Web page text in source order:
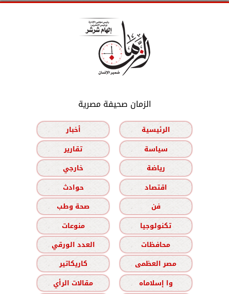
الزمان صحيفة مصرية
الرئيسية
أخبار
سياسة
تقارير
رياضة
خارجي
اقتصاد
حوادث
فن
صحة وطب
تكنولوجيا
منوعات
محافظات
العدد الورقي
مصر العظمى
كاريكاتير
وا إسلاماه
مقالات الرأي